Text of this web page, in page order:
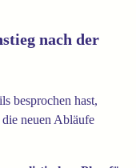
nach der
besprochen hast,
neuen Abläufe